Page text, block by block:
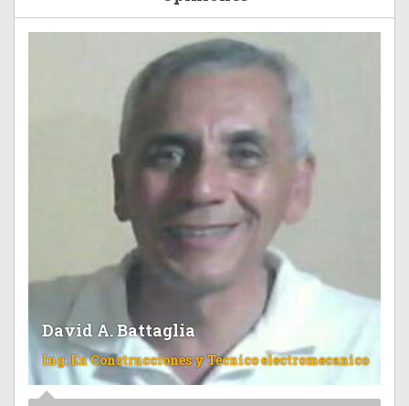
David A. Battaglia
Ing. En Construcciones y Tecnico electromecanico